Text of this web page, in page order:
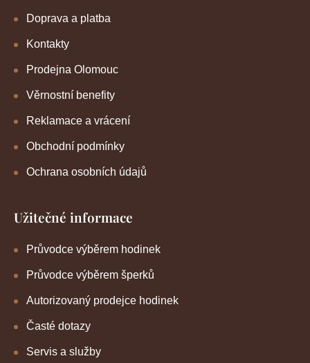
Doprava a platba
Kontakty
Prodejna Olomouc
Věrnostní benefity
Reklamace a vrácení
Obchodní podmínky
Ochrana osobních údajů
Užitečné informace
Průvodce výběrem hodinek
Průvodce výběrem šperků
Autorizovaný prodejce hodinek
Časté dotazy
Servis a služby